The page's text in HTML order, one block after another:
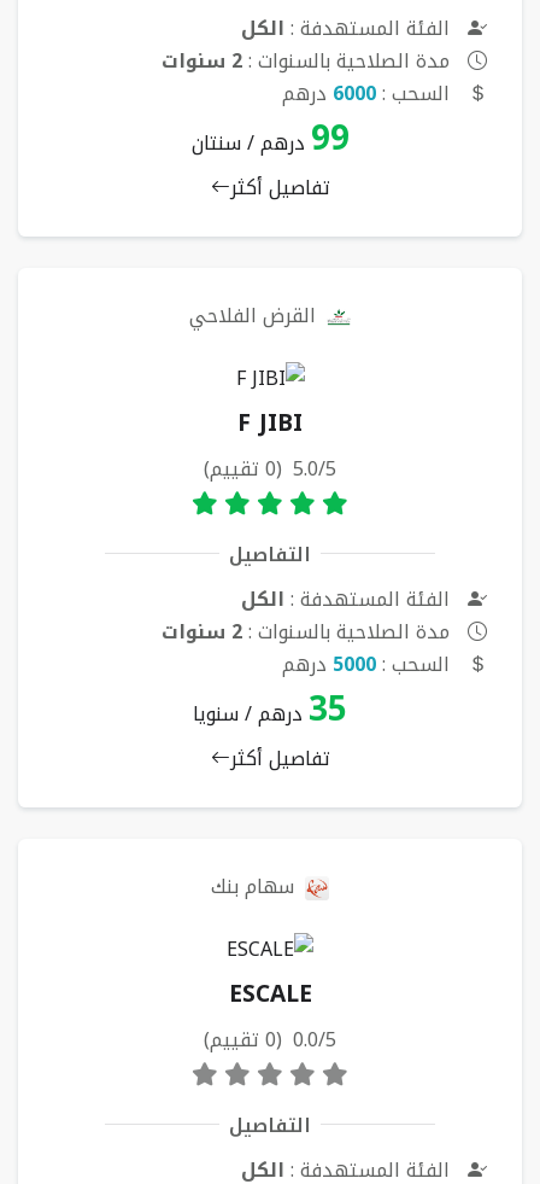
الفئة المستهدفة :الكل
مدة الصلاحية بالسنوات :2 سنوات
السحب :6000 درهم
99 درهم / سنتان
تفاصيل أكثر
القرض الفلاحي
F JIBI
5.0/5 (0 تقييم)
التفاصيل
الفئة المستهدفة :الكل
مدة الصلاحية بالسنوات :2 سنوات
السحب :5000 درهم
35 درهم / سنويا
تفاصيل أكثر
سهام بنك
ESCALE
0.0/5 (0 تقييم)
التفاصيل
الفئة المستهدفة :الكل